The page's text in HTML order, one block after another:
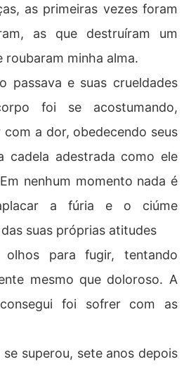
as primeiras vezes foram
as que destruíram um
roubaram minha alma.
passava e suas crueldades
foi se acostumando,
com a dor, obedecendo seus
cadela adestrada como ele
nenhum momento nada é
a fúria e o ciúme
suas próprias atitudes
para fugir, tentando
mesmo que doloroso. A
foi sofrer com as
superou, sete anos depois